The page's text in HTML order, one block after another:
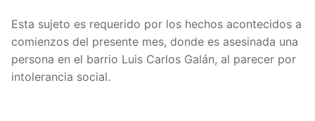
Esta sujeto es requerido por los hechos acontecidos a
comienzos del presente mes, donde es asesinada una
persona en el barrio Luis Carlos Galán, al parecer por
intolerancia social.